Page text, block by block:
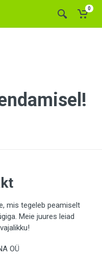
0
mis tegeleb peamiselt
Meie juures leiad
OÜ